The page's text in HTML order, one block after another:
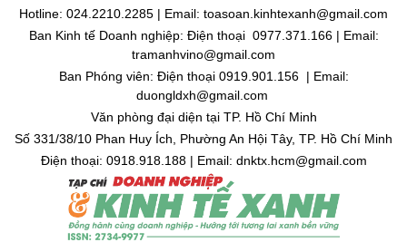
Hotline: 024.2210.2285 | Email: toasoan.kinhtexanh@gmail.com
Ban Kinh tế Doanh nghiệp: Điện thoại 0977.371.166 | Email:
tramanhvino@gmail.com
Ban Phóng viên: Điện thoại 0919.901.156 | Email:
duongldxh@gmail.com
Văn phòng đại diện tại TP. Hồ Chí Minh
Số 331/38/10 Phan Huy Ích, Phường An Hội Tây, TP. Hồ Chí Minh
Điện thoại: 0918.918.188 | Email: dnktx.hcm@gmail.com